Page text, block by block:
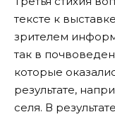
тексте к
зрителем
так в
которые
результате,
селя. В